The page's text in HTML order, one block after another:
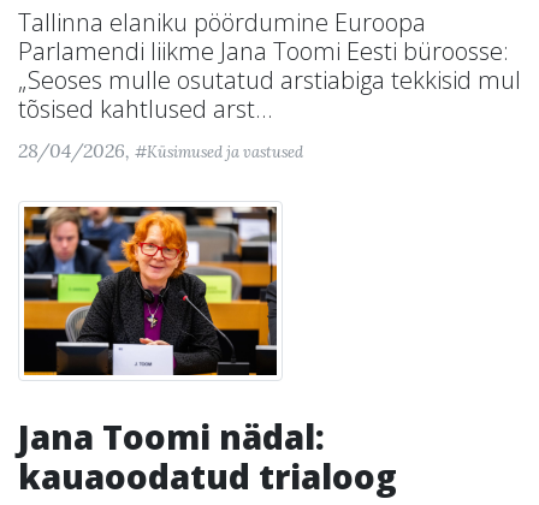
Tallinna elaniku pöördumine Euroopa
Parlamendi liikme Jana Toomi Eesti büroosse:
„Seoses mulle osutatud arstiabiga tekkisid mul
tõsised kahtlused arst...
28/04/2026, #Küsimused ja vastused
Jana Toomi nädal:
kauaoodatud trialoog